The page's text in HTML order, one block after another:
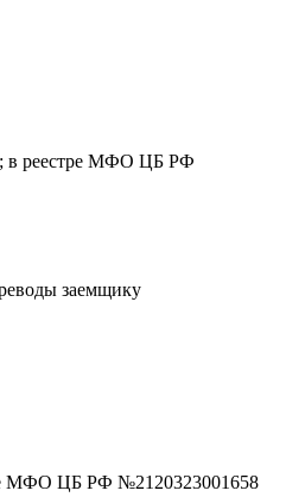
реестре МФО ЦБ РФ
заемщику
ЦБ РФ №2120323001658